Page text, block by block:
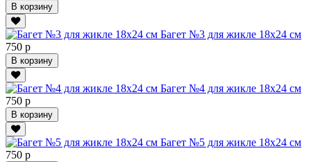
В корзину
Багет №3 для жикле 18х24 см
750 р
В корзину
Багет №4 для жикле 18х24 см
750 р
В корзину
Багет №5 для жикле 18х24 см
750 р